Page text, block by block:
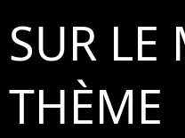
SUR LE
THÈME